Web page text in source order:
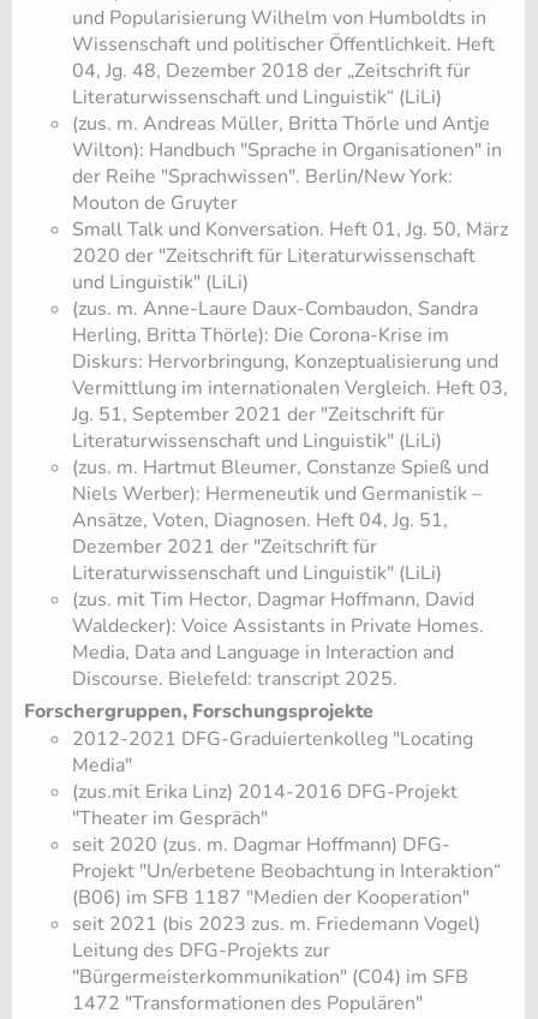
und Popularisierung Wilhelm von Humboldts in
Wissenschaft und politischer Öffentlichkeit. Heft
04, Jg. 48, Dezember 2018 der „Zeitschrift für
Literaturwissenschaft und Linguistik“ (LiLi)
(zus. m. Andreas Müller, Britta Thörle und Antje
Wilton): Handbuch "Sprache in Organisationen" in
der Reihe "Sprachwissen". Berlin/New York:
Mouton de Gruyter
Small Talk und Konversation. Heft 01, Jg. 50, März
2020 der "Zeitschrift für Literaturwissenschaft
und Linguistik" (LiLi)
(zus. m. Anne-Laure Daux-Combaudon, Sandra
Herling, Britta Thörle): Die Corona-Krise im
Diskurs: Hervorbringung, Konzeptualisierung und
Vermittlung im internationalen Vergleich. Heft 03,
Jg. 51, September 2021 der "Zeitschrift für
Literaturwissenschaft und Linguistik" (LiLi)
(zus. m. Hartmut Bleumer, Constanze Spieß und
Niels Werber): Hermeneutik und Germanistik –
Ansätze, Voten, Diagnosen. Heft 04, Jg. 51,
Dezember 2021 der "Zeitschrift für
Literaturwissenschaft und Linguistik" (LiLi)
(zus. mit Tim Hector, Dagmar Hoffmann, David
Waldecker): Voice Assistants in Private Homes.
Media, Data and Language in Interaction and
Discourse. Bielefeld: transc​ript 2025.
Forschergruppen, Forschungsprojekte
2012-2021 DFG-Graduiertenkolleg "Locating
Media"
(zus.mit Erika Linz) 2014-2016 DFG-Projekt
"Theater im Gespräch"
seit 2020 (zus. m. Dagmar Hoffmann) DFG-
Projekt "Un/erbetene Beobachtung in Interaktion“
(B06) im SFB 1187 "Medien der Kooperation"
seit 2021 (bis 2023 zus. m. Friedemann Vogel)
Leitung des DFG-Projekts zur
"Bürgermeisterkommunikation" (C04) im SFB
1472 "Transformationen des Populären"